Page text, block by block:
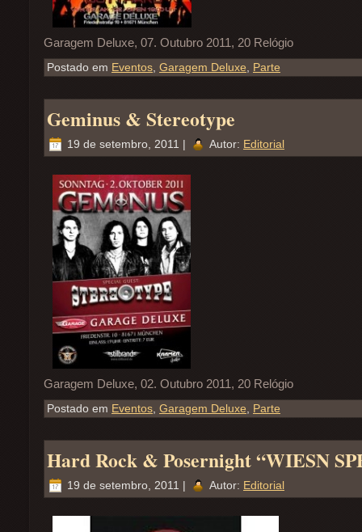
Garagem Deluxe, 07. Outubro 2011, 20 Relógio
Postado em Eventos Garagem Deluxe Parte
Geminus & Stereotype
19 de setembro, 2011 | Autor: Editorial
Garagem Deluxe, 02. Outubro 2011, 20 Relógio
Postado em Eventos Garagem Deluxe Parte
Hard Rock & Posernight “WIESN
19 de setembro, 2011 | Autor: Editorial